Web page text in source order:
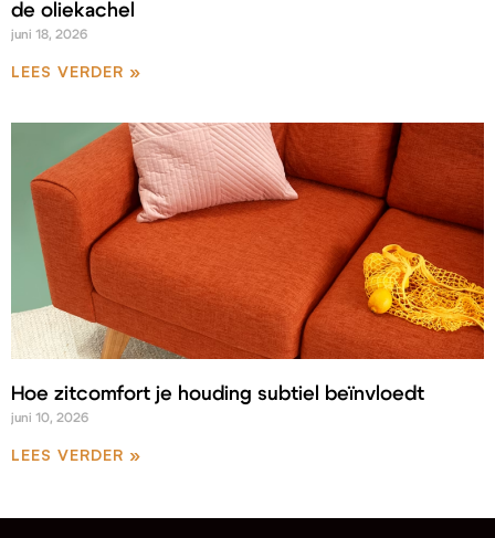
de oliekachel
juni 18, 2026
LEES VERDER »
Hoe zitcomfort je houding subtiel beïnvloedt
juni 10, 2026
LEES VERDER »